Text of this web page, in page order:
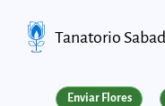
Tanatorio
Enviar Flores